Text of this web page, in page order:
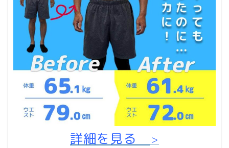
詳細を見る ＞